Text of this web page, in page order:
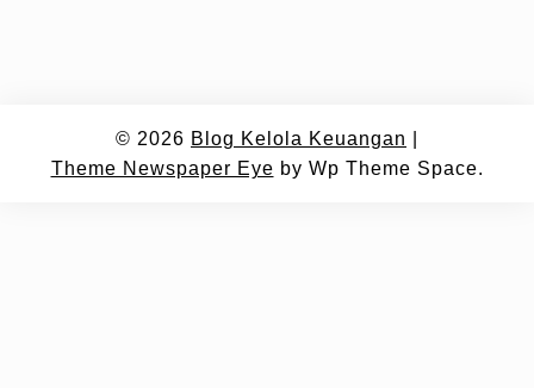
© 2026 Blog Kelola Keuangan
Theme Newspaper Eye by Wp Theme Space.